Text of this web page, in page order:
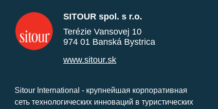
SITOUR spol. s r.o.
Terézie Vansovej 10
974 01 Banská Bystrica
www.sitour.sk
Sitour International - крупнейшая корпоративная
сеть технологических инноваций в туристических